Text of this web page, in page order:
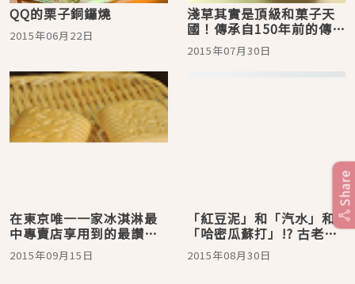
QQ的栗子銅鑼燒
2015年06月22日
淺草其實是頂級和菓子天
國！傳承自150年前的傳統
味道，淺草・梅園本店的
「始祖栗善哉」
2015年07月30日
在東京唯一一家冰淇淋最
中專賣店享用到的最讚的
冰淇淋最中。淺草的「淺
草提燈最中」
2015年09月15日
「紅豆泥」和「汽水」和
「哈密瓜蘇打」!? 古老銅
鑼燒店和人氣可麗餅店的
合作使新感覺可麗餅誕生
2015年08月30日
Share